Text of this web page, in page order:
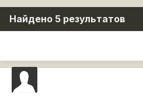
Найдено 5 результатов